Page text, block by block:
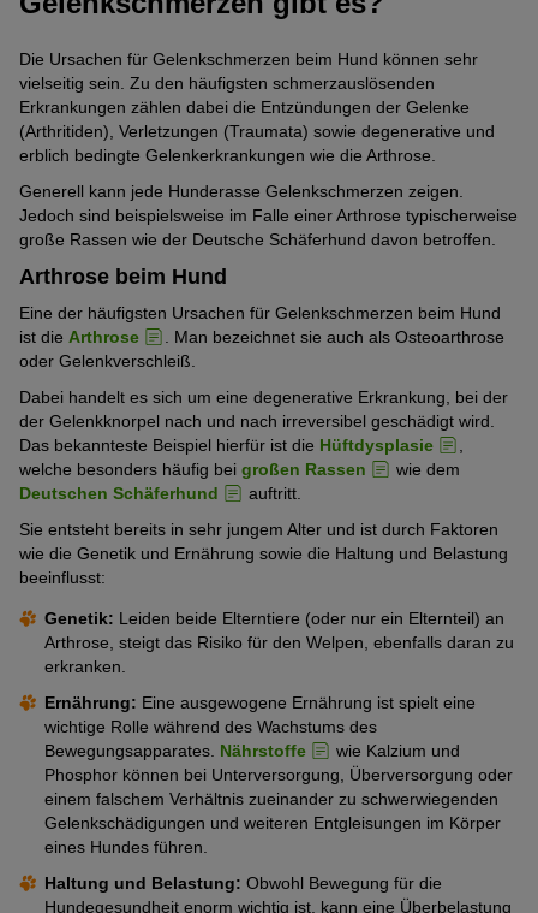
Die Ursachen für Gelenkschmerzen beim Hund können sehr
vielseitig sein. Zu den häufigsten schmerzauslösenden
Erkrankungen zählen dabei die Entzündungen der Gelenke
(Arthritiden), Verletzungen (Traumata) sowie degenerative und
erblich bedingte Gelenkerkrankungen wie die Arthrose.
Generell kann jede Hunderasse Gelenkschmerzen zeigen.
Jedoch sind beispielsweise im Falle einer Arthrose typischerweise
große Rassen wie der Deutsche Schäferhund davon betroffen.
Arthrose beim Hund
Eine der häufigsten Ursachen für Gelenkschmerzen beim Hund
ist die Arthrose
. Man bezeichnet sie auch als Osteoarthrose
oder Gelenkverschleiß.
Dabei handelt es sich um eine degenerative Erkrankung, bei der
der Gelenkknorpel nach und nach irreversibel geschädigt wird.
Das bekannteste Beispiel hierfür ist die Hüftdysplasie
welche besonders häufig bei großen Rassen
wie dem
Deutschen Schäferhund
auftritt.
Sie entsteht bereits in sehr jungem Alter und ist durch Faktoren
wie die Genetik und Ernährung sowie die Haltung und Belastung
beeinflusst:
Genetik: Leiden beide Elterntiere (oder nur ein Elternteil) an
Arthrose, steigt das Risiko für den Welpen, ebenfalls daran zu
erkranken.
Ernährung: Eine ausgewogene Ernährung ist spielt eine
wichtige Rolle während des Wachstums des
Bewegungsapparates. Nährstoffe
wie Kalzium und
Phosphor können bei Unterversorgung, Überversorgung oder
einem falschem Verhältnis zueinander zu schwerwiegenden
Gelenkschädigungen und weiteren Entgleisungen im Körper
eines Hundes führen.
Haltung und Belastung: Obwohl Bewegung für die
Hundegesundheit enorm wichtig ist, kann eine Überbelastung